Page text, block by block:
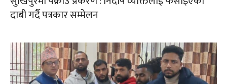
दाबी गर्दै पत्रकार सम्मेलन